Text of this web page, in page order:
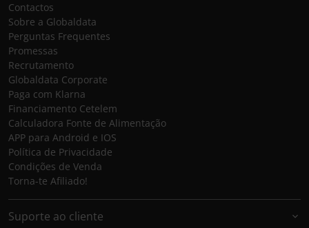
Contactos
Sobre a Globaldata
Perguntas Frequentes
Promessas
Recrutamento
Globaldata Corporate
Paga com Klarna
Financiamento Cetelem
Calculadora Fonte de Alimentação
APP para Android e IOS
Política de Privacidade
Condições de Venda
Torna-te Afiliado!
Suporte ao cliente